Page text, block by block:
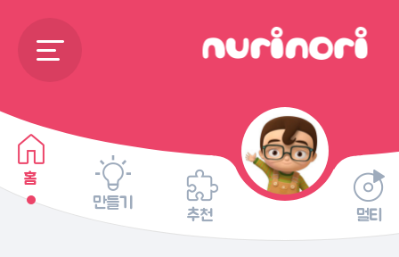
홈
만들기
추천 멀티